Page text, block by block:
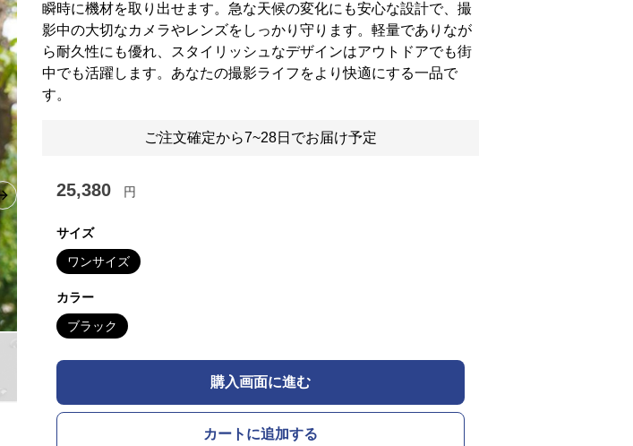
Next slide
瞬時に機材を取り出せます。急な天候の変化にも安心な設計で、撮
影中の大切なカメラやレンズをしっかり守ります。軽量でありなが
ら耐久性にも優れ、スタイリッシュなデザインはアウトドアでも街
中でも活躍します。あなたの撮影ライフをより快適にする一品で
す。
ご注文確定から7~28日でお届け予定
25,380 円
サイズ
ワンサイズ
カラー
ブラック
購入画面に進む
カートに追加する